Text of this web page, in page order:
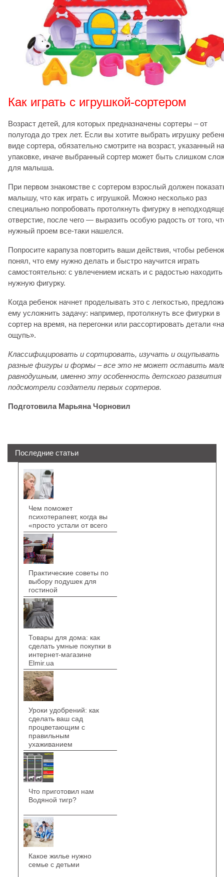
Как играть с игрушкой-сортером
Возраст детей, для которых предназначены сортеры – от
полугода до трех лет. Если вы хотите выбрать игрушку
виде сортера, обязательно смотрите на возраст, указанный на
упаковке, иначе выбранный сортер может быть слишком
для малыша.
При первом знакомстве с сортером взрослый должен
малышу, что как играть с игрушкой. Можно несколько раз
специально попробовать протолкнуть фигурку в
отверстие, после чего — выразить особую радость от того,
нужный проем все-таки нашелся.
Попросите карапуза повторить ваши действия, чтобы ребенок
понял, что ему нужно делать и быстро научится играть
самостоятельно: с увлечением искать и с радостью находить
нужную фигурку.
Когда ребенок начнет проделывать это с легкостью,
ему усложнить задачу: например, протолкнуть все фигурки в
сортер на время, на перегонки или рассортировать детали «на
ощупь».
Классифицировать и сортировать, изучать и ощупывать
разные фигуры и формы – все это не может оставить
равнодушным, именно эту особенность детского развития
подсмотрели создатели первых сортеров.
Подготовила Марьяна Чорновил
Последние статьи
Чем поможет
психотерапевт, когда вы
«просто устали от всего
Практические советы по
выбору подушек для
гостиной
Товары для дома: как
сделать умные покупки в
интернет-магазине
Elmir.ua
Уроки удобрений: как
сделать ваш сад
процветающим с
правильным
ухаживанием
Что приготовил нам
Водяной тигр?
Какое жилье нужно
семье с детьми